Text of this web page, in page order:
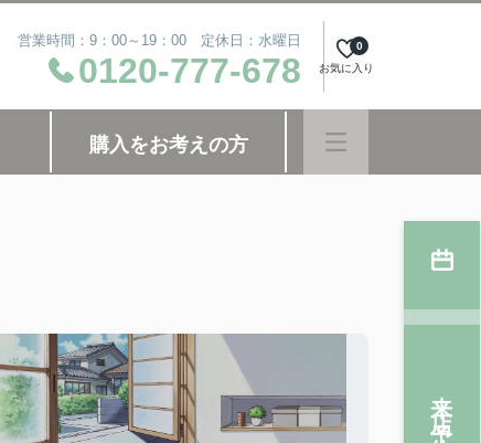
営業時間：9：00～19：00 定休日：水曜日
0120-777-678 お気に入り
0
購入をお考えの方
来店予約